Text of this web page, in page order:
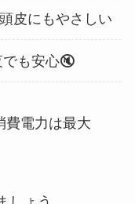
皮にもやさしい
も安心🔇
費電力は最大